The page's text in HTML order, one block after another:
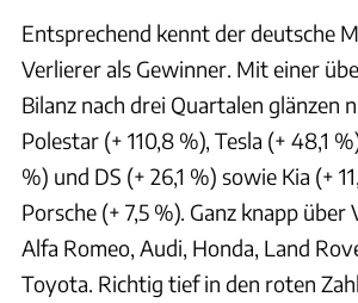
Entsprechend kennt der deutsche
Verlierer als Gewinner. Mit einer
Bilanz nach drei Quartalen glänzen
Polestar (+ 110,8 %), Tesla (+ 48,1
%) und DS (+ 26,1 %) sowie Kia (+
Porsche (+ 7,5 %). Ganz knapp über
Alfa Romeo, Audi, Honda, Land
Toyota. Richtig tief in den roten